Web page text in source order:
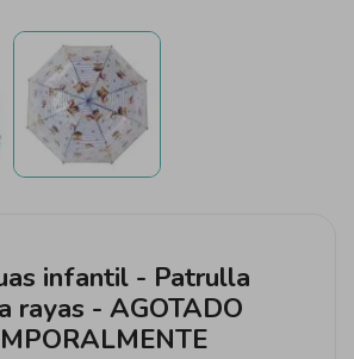
infantil - Patrulla
rayas - AGOTADO